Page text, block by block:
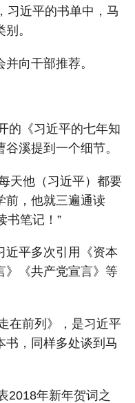
习近平的书单中，马
。
向干部推荐。
《习近平的七年知
溪提到一个细节。
他（习近平）都要
前，他就三遍通读
书笔记！”
平多次引用《资本
》《共产党宣言》等
前列》，是习近平
书，同样多处谈到马
年新年贺词之